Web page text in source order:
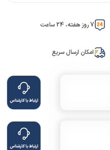
7 روز هفته، 24 ساعت
امکان ارسال سریع
ارتباط با کارشناس
ارتباط با کارشناس